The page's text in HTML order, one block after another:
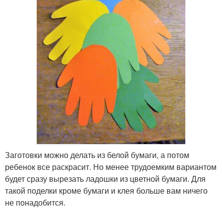
Заготовки можно делать из белой бумаги, а потом
ребенок все раскрасит. Но менее трудоемким вариантом
будет сразу вырезать ладошки из цветной бумаги. Для
такой поделки кроме бумаги и клея больше вам ничего
не понадобится.